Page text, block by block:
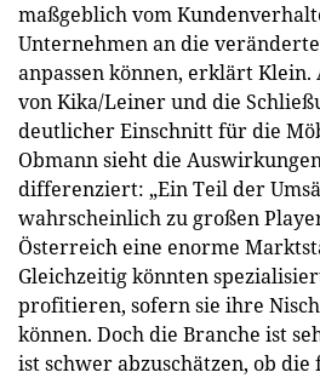
maßgeblich vom
Unternehmen an die
anpassen können, erklärt Klein.
von Kika/Leiner und die
deutlicher Einschnitt für die
Obmann sieht die
differenziert: „Ein Teil der
wahrscheinlich zu großen
Österreich eine enorme
Gleichzeitig könnten
profitieren, sofern sie ihre
können. Doch die Branche ist
ist schwer abzuschätzen, ob